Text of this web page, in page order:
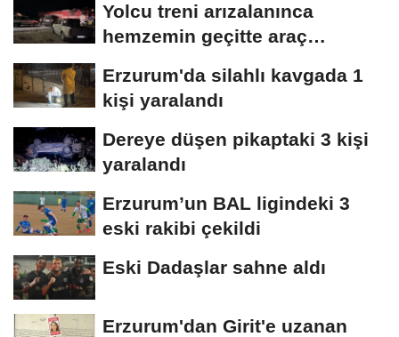
Yolcu treni arızalanınca
hemzemin geçitte araç
Erzurum'da silahlı kavgada 1
kişi yaralandı
Dereye düşen pikaptaki 3 kişi
yaralandı
Erzurum’un BAL ligindeki 3
eski rakibi çekildi
Eski Dadaşlar sahne aldı
Erzurum'dan Girit'e uzanan